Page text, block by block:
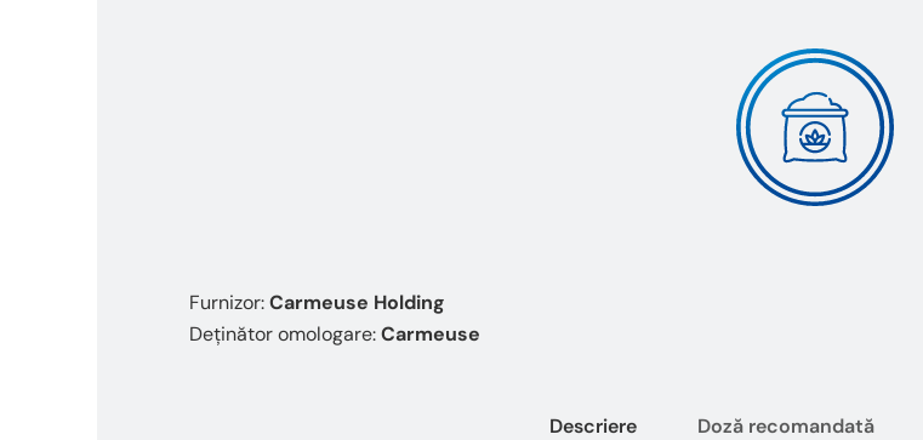
Furnizor:Carmeuse Holding
Deținător omologare:Carmeuse
Descriere Doză recomandată